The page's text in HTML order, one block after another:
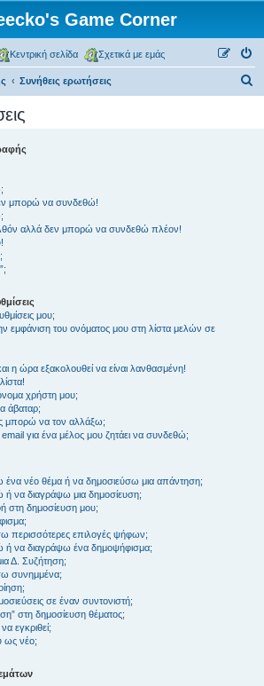
Game Corner
Κεντρική σελίδα Σχετικά με εμάς
Συνήθεις ερωτήσεις
μπορώ να συνδεθώ!
αλλά δεν μπορώ να συνδεθώ πλέον!
μου;
του ονόματος μου στη λίστα μελών σε
η ώρα εξακολουθεί να είναι λανθασμένη!
όνομα χρήστη μου;
άβαταρ;
μπορώ να τον αλλάξω;
για ένα μέλος μου ζητάει να συνδεθώ;
νέο θέμα ή να δημοσιεύσω μια απάντηση;
να διαγράψω μια δημοσίευση;
στη δημοσίευση μου;
περισσότερες επιλογές ψήφων;
να διαγράψω ένα δημοψήφισμα;
Δ. Συζήτηση;
συνημμένα;
σε έναν συντονιστή;
στη δημοσίευση θέματος;
εγκριθεί;
ως νέο;